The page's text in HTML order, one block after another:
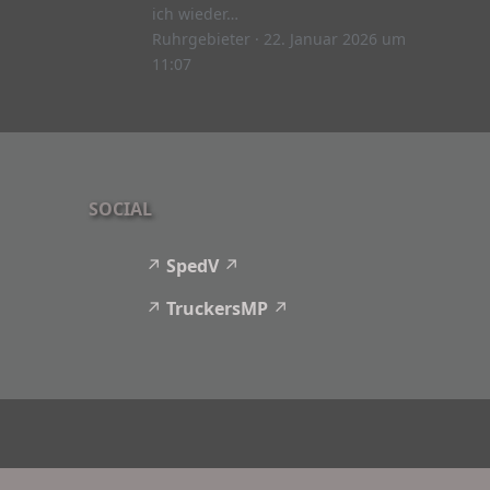
ich wieder…
Ruhrgebieter
22. Januar 2026 um
11:07
SOCIAL
SpedV
TruckersMP